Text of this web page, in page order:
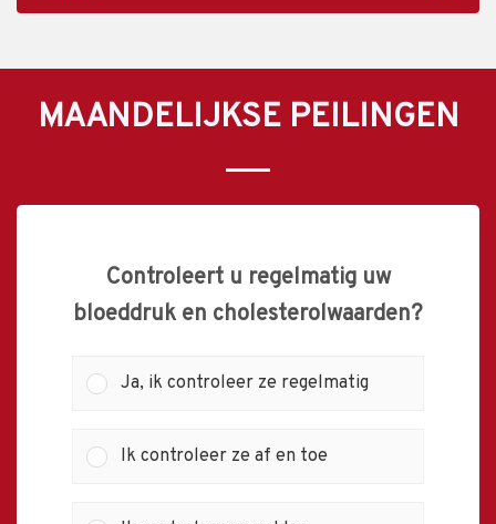
MAANDELIJKSE PEILINGEN
Controleert u regelmatig uw
bloeddruk en cholesterolwaarden?
Ja, ik controleer ze regelmatig
Ik controleer ze af en toe